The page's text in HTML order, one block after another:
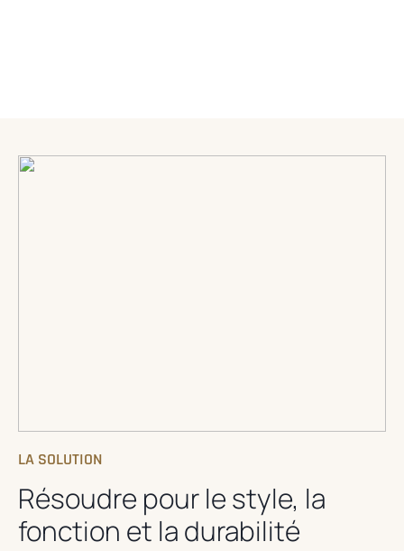
LA SOLUTION
Résoudre pour le style, la
fonction et la durabilité